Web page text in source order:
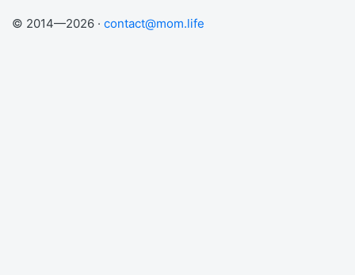
© 2014—2026 · contact@mom.life